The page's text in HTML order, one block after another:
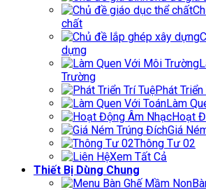
chất
dựng
Trường
Phát Triển
Làm
Hoạt
Giá
Thông Tư 02
Xem Tất Cả
Thiết Bị Dùng Chung